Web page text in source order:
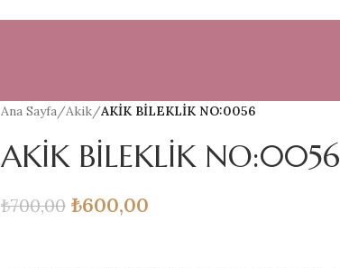
Ana Sayfa/Akik/AKİK BİLEKLİK NO:0056
AKİK BİLEKLİK NO:0056
₺700,00 ₺600,00